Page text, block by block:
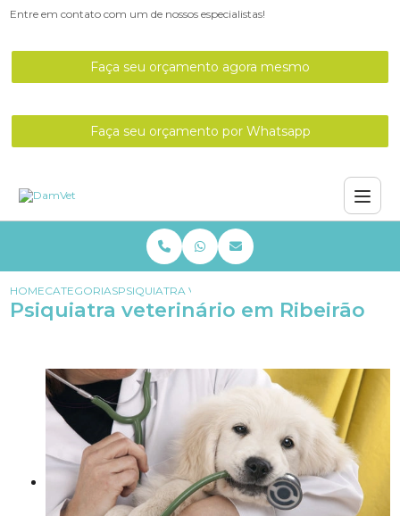
Entre em contato com um de nossos especialistas!
Faça seu orçamento agora mesmo
Faça seu orçamento por Whatsapp
HOMECATEGORIASPSIQUIATRA VETERINÁRIO EM RIBEIRÃO
Psiquiatra veterinário em Ribeirão